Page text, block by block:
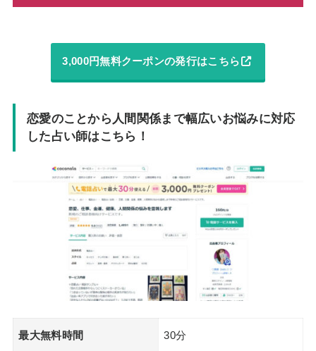
3,000円無料クーポンの発行はこちら
恋愛のことから人間関係まで幅広いお悩みに対応
した占い師はこちら！
最大無料時間 30分